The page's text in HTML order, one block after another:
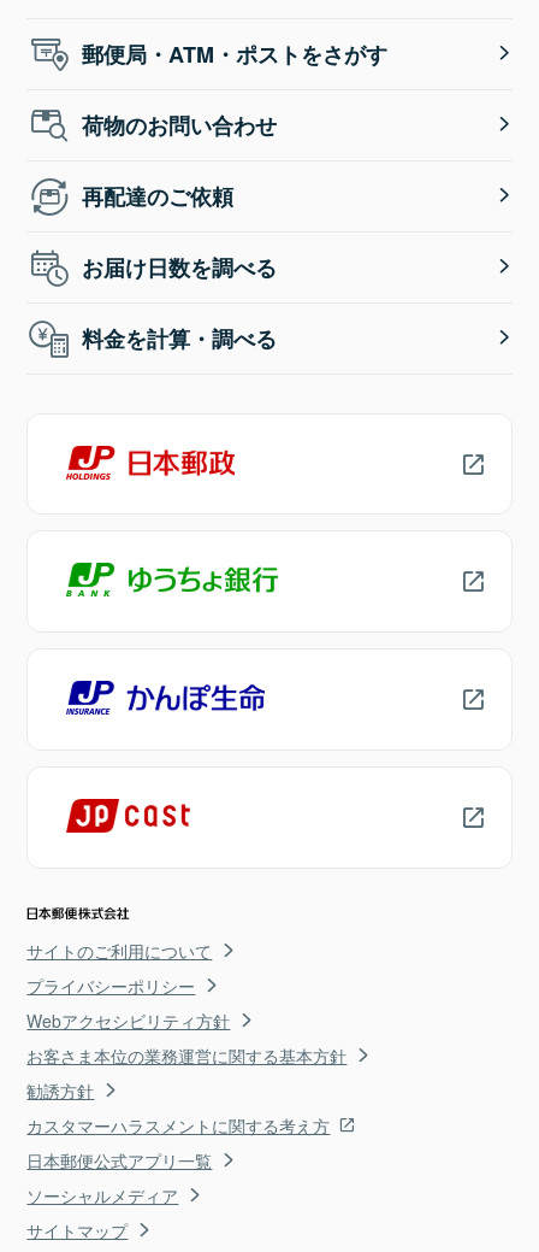
郵便局・ATM・ポストをさがす
荷物のお問い合わせ
再配達のご依頼
お届け日数を調べる
料金を計算・調べる
サイトのご利用について
プライバシーポリシー
Webアクセシビリティ方針
お客さま本位の業務運営に関する基本方針
勧誘方針
カスタマーハラスメントに関する考え方
日本郵便公式アプリ一覧
ソーシャルメディア
サイトマップ